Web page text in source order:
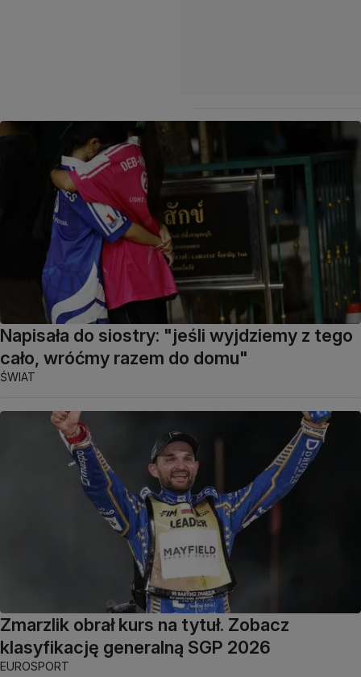
Napisała do siostry: "jeśli wyjdziemy z tego
cało, wróćmy razem do domu"
ŚWIAT
Zmarzlik obrał kurs na tytuł. Zobacz
klasyfikację generalną SGP 2026
EUROSPORT